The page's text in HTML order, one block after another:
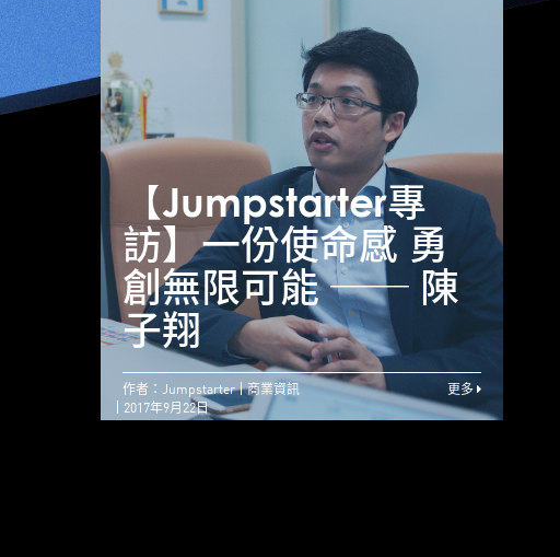
【Jumpstarter專
訪】一份使命感 勇
創無限可能 ── 陳
子翔
作者：Jumpstarter
商業資訊
2017年9月22日
更多